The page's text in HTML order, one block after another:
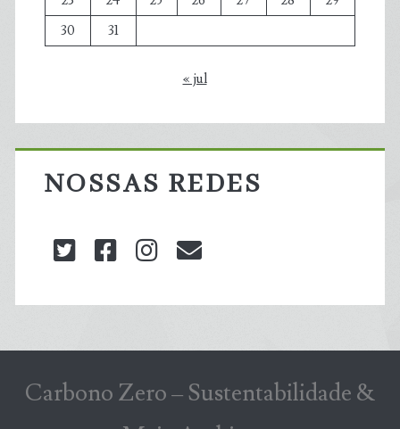
30
31
« jul
NOSSAS REDES
twitterfacebookinstagram
Carbono Zero – Sustentabilidade &